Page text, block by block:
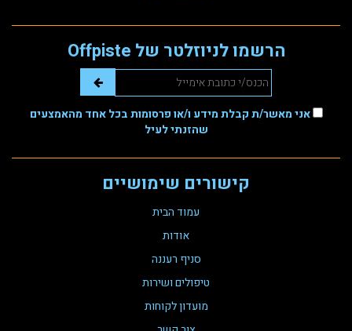
קישורים שימושיים
עמוד הבית
אודות
סניף רעננה
טיפולים ושירות
מועדון לקוחות
הרשמו לניוזלטר של Offpiste
אני מאשר/ת קבלת מידע ו/או פרסומות בכל אחד מהאמצעים
שהזנתי לעיל